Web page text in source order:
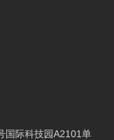
国际科技园A2101单